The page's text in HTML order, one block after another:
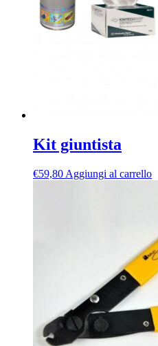
essere
scelte
nella
Kit giuntista
€59,80 Aggiungi al carrello